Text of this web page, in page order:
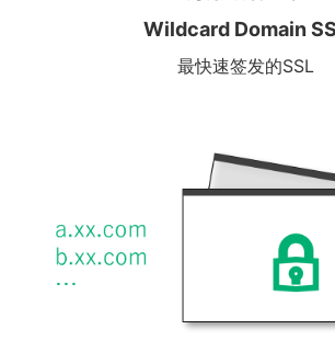
Wildcard Domain
最快速签发的SSL